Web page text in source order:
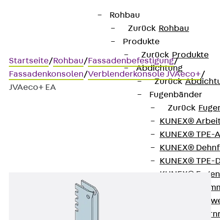
Rohbau
Zurück Rohbau
Produkte
Zurück Produkte
Abdichtung
Zurück
Fugenbänder
Zurück
KUNEX®
KUNEX®
KUNEX®
KUNEX®
KUNEX®
KUNEX®
KUNEX®
KUNEX®
Startseite/Rohbau/Fassadenbefestigung/
Fassadenkonsolen/Verblenderkonsole JVAeco+/
JVAeco+ EA